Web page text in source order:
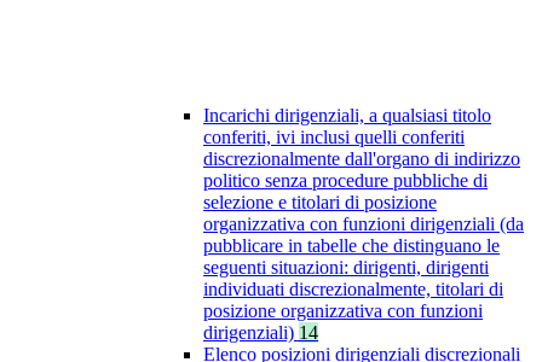
Incarichi dirigenziali, a qualsiasi titolo
conferiti, ivi inclusi quelli conferiti
discrezionalmente dall'organo di indirizzo
politico senza procedure pubbliche di
selezione e titolari di posizione
organizzativa con funzioni dirigenziali (da
pubblicare in tabelle che distinguano le
seguenti situazioni: dirigenti, dirigenti
individuati discrezionalmente, titolari di
posizione organizzativa con funzioni
dirigenziali) 14
Elenco posizioni dirigenziali discrezionali